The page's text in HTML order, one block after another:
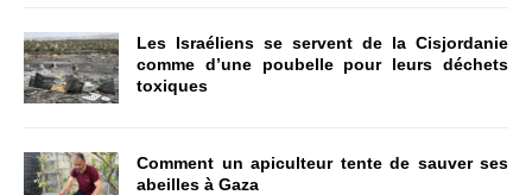
Les Israéliens se servent de la Cisjordanie
comme d’une poubelle pour leurs déchets
toxiques
Comment un apiculteur tente de sauver ses
abeilles à Gaza